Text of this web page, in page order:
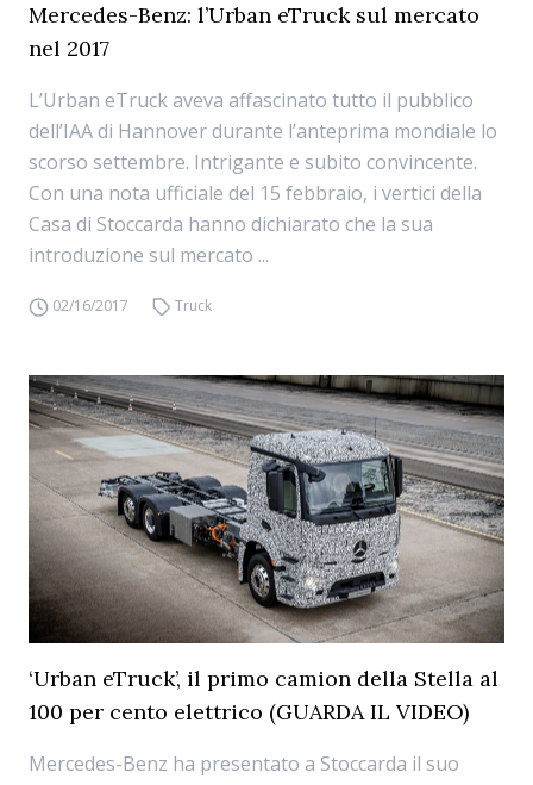
Mercedes-Benz: l’Urban eTruck sul mercato
nel 2017
L’Urban eTruck aveva affascinato tutto il pubblico
dell’IAA di Hannover durante l’anteprima mondiale lo
scorso settembre. Intrigante e subito convincente.
Con una nota ufficiale del 15 febbraio, i vertici della
Casa di Stoccarda hanno dichiarato che la sua
introduzione sul mercato ...
02/16/2017 Truck
‘Urban eTruck’, il primo camion della Stella al
100 per cento elettrico (GUARDA IL VIDEO)
Mercedes-Benz ha presentato a Stoccarda il suo